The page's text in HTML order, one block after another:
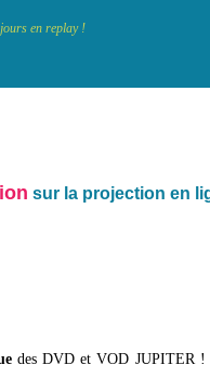
en replay !
sur la projection en
des DVD et VOD JUPITER !